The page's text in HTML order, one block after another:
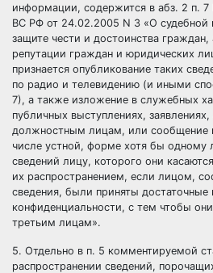
информации, содержится в абз. 2 п. 7
ВС РФ от 24.02.2005 N 3 «О судебной
защите чести и достоинства
репутации граждан и юридических
признается опубликование таких
по радио и телевидению (и иными
7), а также изложение в служебных
публичных выступлениях,
должностным лицам, или сообщение
числе устной, форме хотя бы одному
сведений лицу, которого они
их распространением, если лицом,
сведения, были приняты
конфиденциальности, с тем чтобы
третьим лицам».
5. Отдельно в п. 5 комментируемой
распространении сведений,